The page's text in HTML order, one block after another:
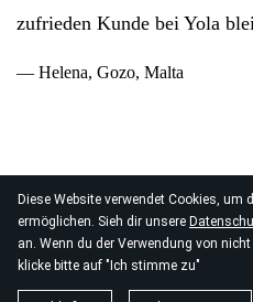
Diese Website verwendet Cookies,
ermöglichen. Sieh dir unsere
an. Wenn du der Verwendung von
klicke bitte auf "Ich stimme zu"
zufrieden Kunde bei Yola
— Helena, Gozo, Malta
© 2026
Yola Inc. Alle Rechte
Datenverarbeitung